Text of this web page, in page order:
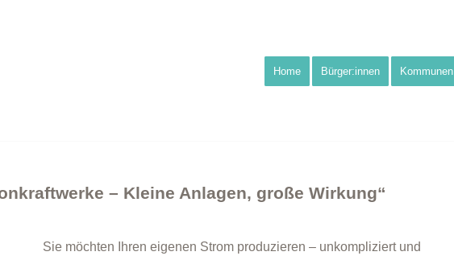
Home Bürger:innen Kommunen
– Kleine Anlagen, große Wirkung“
Sie möchten Ihren eigenen Strom produzieren – unkompliziert und